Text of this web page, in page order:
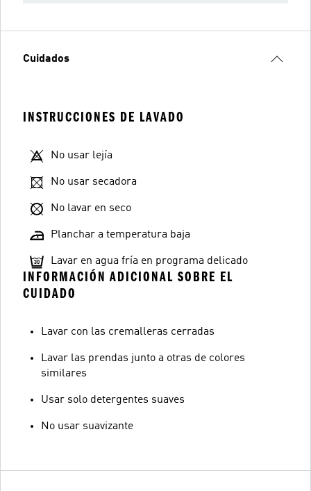
Cuidados
INSTRUCCIONES DE LAVADO
No usar lejía
No usar secadora
No lavar en seco
Planchar a temperatura baja
Lavar en agua fría en programa delicado
INFORMACIÓN ADICIONAL SOBRE EL
CUIDADO
Lavar con las cremalleras cerradas
Lavar las prendas junto a otras de colores
similares
Usar solo detergentes suaves
No usar suavizante